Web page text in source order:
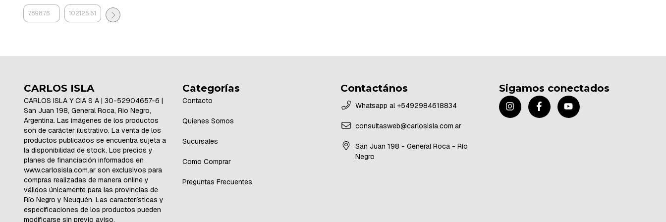
CARLOS ISLA
CARLOS ISLA Y CIA S A | 30-52904657-6 |
San Juan 198, General Roca, Rio Negro,
Argentina. Las imágenes de los productos
son de carácter ilustrativo. La venta de los
productos publicados se encuentra sujeta a
la disponibilidad de stock. Los precios y
planes de financiación informados en
www.carlosisla.com.ar son exclusivos para
compras realizadas de manera online y
válidos únicamente para las provincias de
Río Negro y Neuquén. Las características y
especificaciones de los productos pueden
modificarse sin previo aviso.
Categorías
Contacto
Quienes Somos
Sucursales
Como Comprar
Preguntas Frecuentes
Contactános
Whatsapp al +5492984618834
consultasweb@carlosisla.com.ar
San Juan 198 - General Roca - Río
Negro
Sigamos conectados